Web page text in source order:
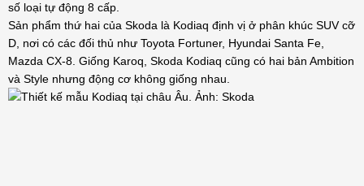
số loại tự động 8 cấp.
Sản phẩm thứ hai của Skoda là Kodiaq định vị ở phân khúc SUV cỡ
D, nơi có các đối thủ như Toyota Fortuner, Hyundai Santa Fe,
Mazda CX-8. Giống Karoq, Skoda Kodiaq cũng có hai bản Ambition
và Style nhưng động cơ không giống nhau.